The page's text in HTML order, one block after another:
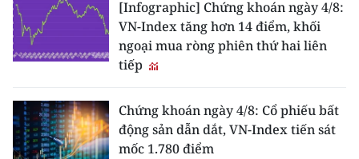
[Infographic] Chứng khoán ngày 4/8:
VN-Index tăng hơn 14 điểm, khối
ngoại mua ròng phiên thứ hai liên
tiếp
Chứng khoán ngày 4/8: Cổ phiếu bất
động sản dẫn dắt, VN-Index tiến sát
mốc 1.780 điểm